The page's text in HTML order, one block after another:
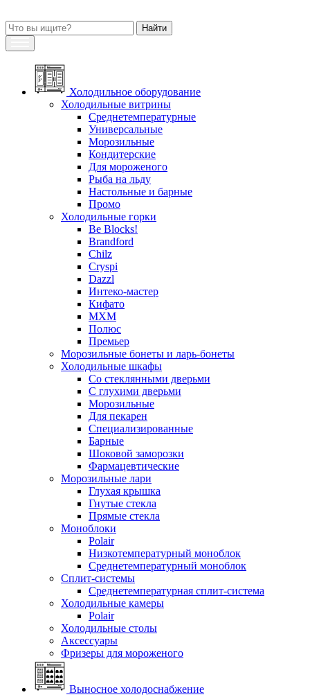
Холодильное оборудование
Холодильные витрины
Среднетемпературные
Универсальные
Морозильные
Кондитерские
Для мороженого
Рыба на льду
Настольные и барные
Промо
Холодильные горки
Be Blocks!
Brandford
Chilz
Cryspi
Dazzl
Интеко-мастер
Кифато
МХМ
Полюс
Премьер
Морозильные бонеты и ларь-бонеты
Холодильные шкафы
Со стеклянными дверьми
С глухими дверьми
Морозильные
Для пекарен
Специализированные
Барные
Шоковой заморозки
Фармацевтические
Морозильные лари
Глухая крышка
Гнутые стекла
Прямые стекла
Моноблоки
Polair
Низкотемпературный моноблок
Среднетемпературный моноблок
Сплит-системы
Среднетемпературная сплит-система
Холодильные камеры
Polair
Холодильные столы
Аксессуары
Фризеры для мороженого
Выносное холодоснабжение